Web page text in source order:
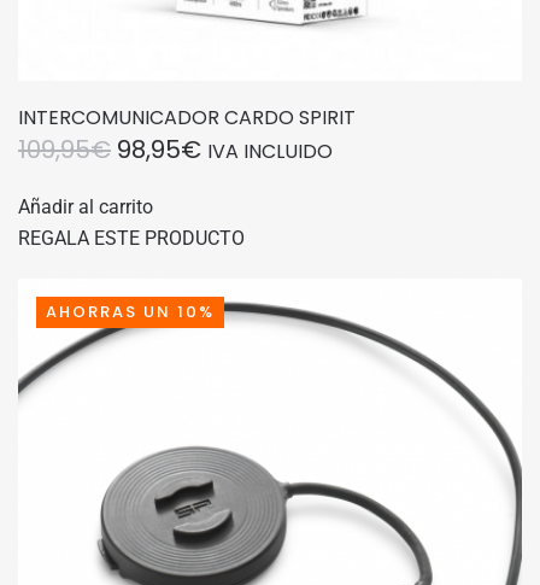
INTERCOMUNICADOR CARDO SPIRIT
109,95€ EL
ORIGINAL
109,95€.
98,95€EL
98,95€.
IVA INCLUIDO
Añadir al carrito
REGALA ESTE PRODUCTO
AHORRAS UN 10%